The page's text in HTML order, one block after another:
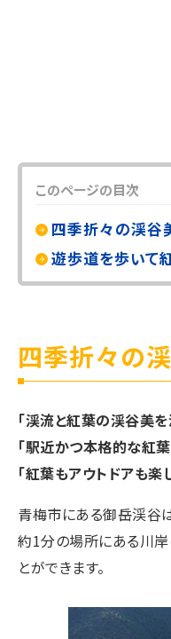
このページの目次
四季折々の渓谷
遊歩道を歩いて
四季折々の
「渓流と紅葉の渓谷美を
「駅近かつ本格的な紅
「紅葉もアウトドアも楽
青梅市にある御岳渓谷
約1分の場所にある川岸
とができます。